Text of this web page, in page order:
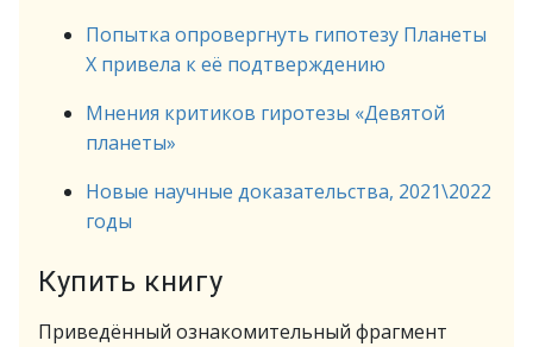
Попытка опровергнуть гипотезу Планеты
Х привела к её подтверждению
Мнения критиков гиротезы «Девятой
планеты»
Новые научные доказательства, 2021\2022
годы
Купить книгу
Приведённый ознакомительный фрагмент